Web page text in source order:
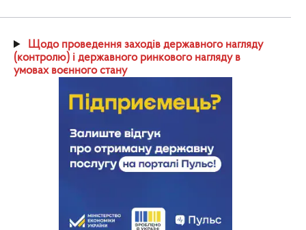
Щодо проведення заходів державного нагляду
(контролю) і державного ринкового нагляду в
умовах воєнного стану